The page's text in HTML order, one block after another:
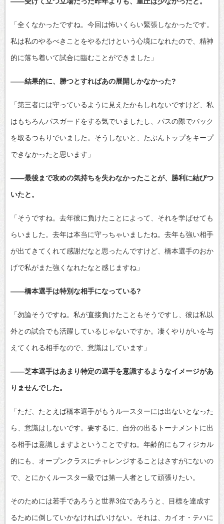
「全くなかったですね。今回は怖いくらい緊張しなかったです。
私は私のやるべきことをやるだけという心境になれたので、精神
的に落ち着いて試合に臨むことができました」
――結果的に、勝つとすればあの展開しかなかった?
「第三者には守っているように見えたかもしれないですけど、私
はもちろんパスガードをする気でいましたし、パスの際でバック
を取るつもりでいました。そうしないと、たぶんトップをキープ
できなかったと思います」
――最後まで攻めの気持ちを失わなかったことが、勝利に結びつ
いたと。
「そうですね。去年彼に負けたことによって、それを学ばせても
らいました。去年は本当に守っちゃいましたね。去年も強い相手
が出てきてくれて感謝だなと思ったんですけど、橋本選手のおか
げで私がまた強くなれたなと感じますね」
――橋本選手は特別な相手になっている?
「勿論そうですね。私が直接負けたこともそうですし、彼は私以
外との試合でも活躍しているじゃないですか。凄くやりがいを与
えてくれる相手なので、意識はしています」
――芝本選手はあまり特定の選手を意識するようなイメージがあ
りませんでした。
「ただ、たとえば橋本選手がもうルースターには出ないとなった
ら、意識はしないです。要するに、自分の出るトーナメントに出
る相手は意識しますよということですね。年齢的にもフィジカル
的にも、オープンクラスにチャレンジすることはさすがにないの
で、とにかくルースター級では第一人者として頑張りたい。
そのためには若手であろうと世界3位であろうと、目標を達成す
るために倒していかなければいけない。それは、カイオ・テハに